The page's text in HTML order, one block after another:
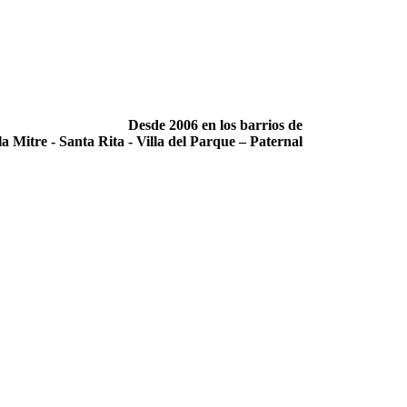
Desde 2006 en los barrios de
Mitre -­ Santa Rita -­ Villa del Parque – Paternal